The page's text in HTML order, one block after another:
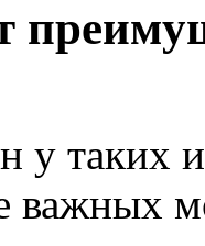
у таких
важных